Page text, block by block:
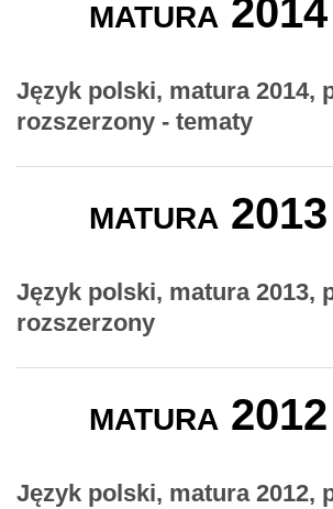
matura
Język polski, matura 2014,
rozszerzony - tematy
matura
Język polski, matura 2013,
rozszerzony
matura
Język polski, matura 2012,